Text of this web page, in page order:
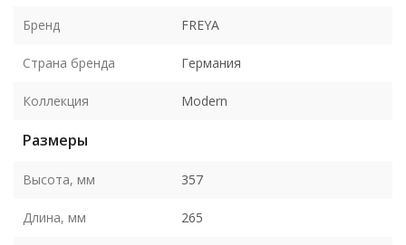
Бренд FREYA
Страна бренда Германия
Коллекция Modern
Размеры
Высота, мм 357
Длина, мм 265